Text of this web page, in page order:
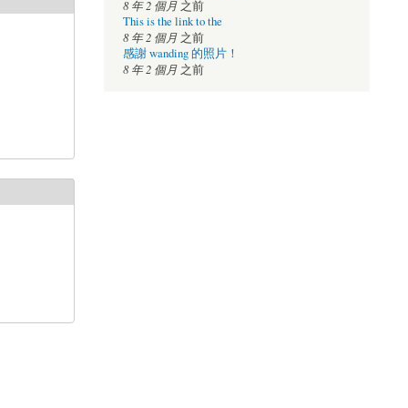
8 年 2 個月之前
This is the link to the
8 年 2 個月之前
感謝 wanding 的照片！
8 年 2 個月之前